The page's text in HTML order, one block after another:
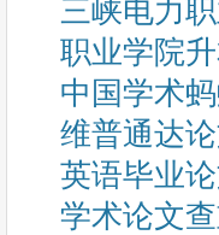
三峡电力
职业学院
中国学术
维普通达
英语毕业
学术论文